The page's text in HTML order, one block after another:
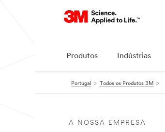
Produtos Indústrias
Portugal Todos os Produtos 3M
A NOSSA EMPRESA